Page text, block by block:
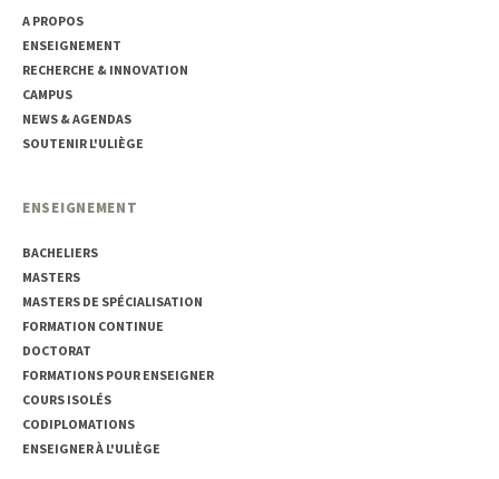
A PROPOS
ENSEIGNEMENT
RECHERCHE & INNOVATION
CAMPUS
NEWS & AGENDAS
SOUTENIR L'ULIÈGE
ENSEIGNEMENT
BACHELIERS
MASTERS
MASTERS DE SPÉCIALISATION
FORMATION CONTINUE
DOCTORAT
FORMATIONS POUR ENSEIGNER
COURS ISOLÉS
CODIPLOMATIONS
ENSEIGNER À L'ULIÈGE